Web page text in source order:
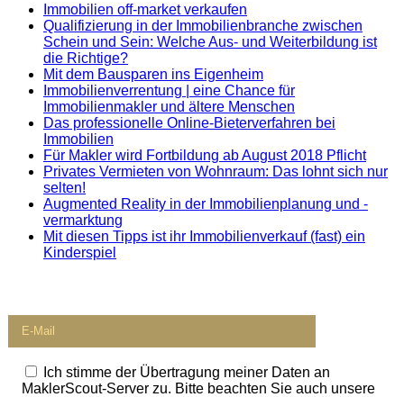
Immobilien off-market verkaufen
Qualifizierung in der Immobilienbranche zwischen
Schein und Sein: Welche Aus- und Weiterbildung ist
die Richtige?
Mit dem Bausparen ins Eigenheim
Immobilienverrentung | eine Chance für
Immobilienmakler und ältere Menschen
Das professionelle Online-Bieterverfahren bei
Immobilien
Für Makler wird Fortbildung ab August 2018 Pflicht
Privates Vermieten von Wohnraum: Das lohnt sich nur
selten!
Augmented Reality in der Immobilienplanung und -
vermarktung
Mit diesen Tipps ist ihr Immobilienverkauf (fast) ein
Kinderspiel
Ich stimme der Übertragung meiner Daten an
MaklerScout-Server zu. Bitte beachten Sie auch unsere